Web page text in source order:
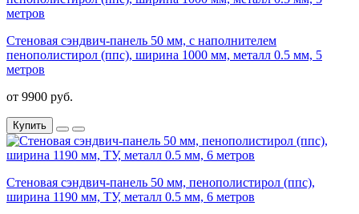
Стеновая сэндвич-панель 50 мм, с наполнителем
пенополистирол (ппс), ширина 1000 мм, металл 0.5 мм, 5
метров
от 9900 руб.
Купить
Стеновая сэндвич-панель 50 мм, пенополистирол (ппс),
ширина 1190 мм, ТУ, металл 0.5 мм, 6 метров